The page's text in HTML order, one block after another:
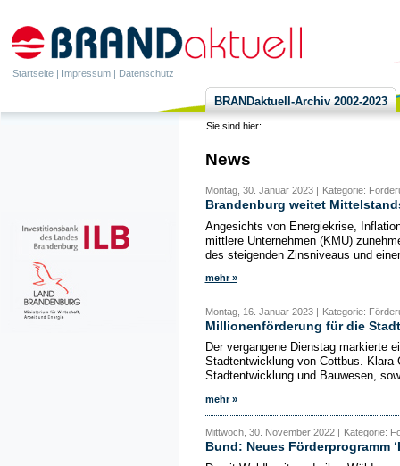
Startseite | Impressum | Datenschutz
BRANDaktuell-Archiv 2002-2023
Sie sind hier:
News
Montag, 30. Januar 2023 | Kategorie:
Brandenburg weitet
Angesichts von Energiekrise,
mittlere Unternehmen (KMU)
des steigenden Zinsniveaus und
mehr »
Montag, 16. Januar 2023 | Kategorie:
Millionenförderung für die
Der vergangene Dienstag markierte
Stadtentwicklung von Cottbus. Klara
Stadtentwicklung und Bauwesen,
mehr »
Mittwoch, 30. November 2022 | Kategorie:
Bund: Neues Förderprogramm